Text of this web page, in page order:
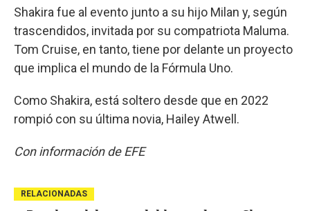
Shakira fue al evento junto a su hijo Milan y, según
trascendidos, invitada por su compatriota Maluma.
Tom Cruise, en tanto, tiene por delante un proyecto
que implica el mundo de la Fórmula Uno.
Como Shakira, está soltero desde que en 2022
rompió con su última novia, Hailey Atwell.
Con información de EFE
RELACIONADAS